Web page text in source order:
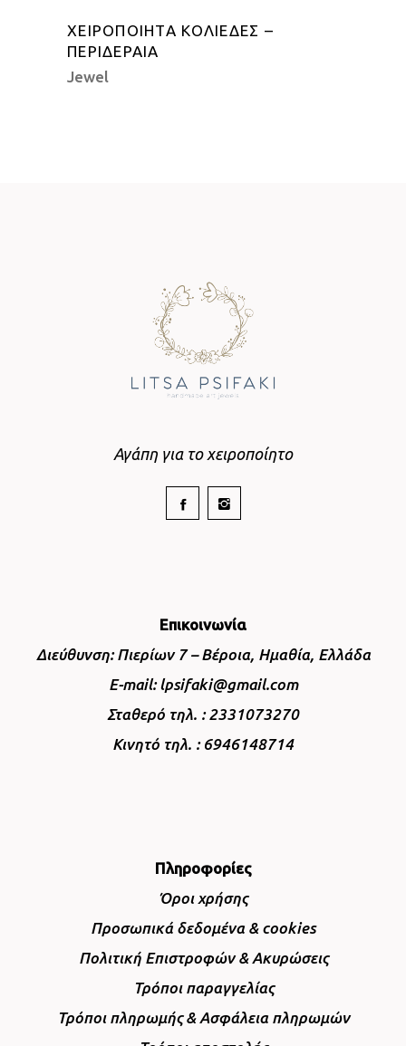
ΧΕΙΡΟΠΟΊΗΤΑ ΚΟΛΙΈΔΕΣ –
ΠΕΡΙΔΈΡΑΙΑ
Jewel
Αγάπη για το χειροποίητο
Επικοινωνία
Διεύθυνση: Πιερίων 7 – Βέροια, Ημαθία, Ελλάδα
E-mail: lpsifaki@gmail.com
Σταθερό τηλ. : 2331073270
Κινητό τηλ. : 6946148714
Πληροφορίες
Όροι χρήσης
Προσωπικά δεδομένα & cookies
Πολιτική Επιστροφών & Ακυρώσεις
Τρόποι παραγγελίας
Τρόποι πληρωμής & Ασφάλεια πληρωμών